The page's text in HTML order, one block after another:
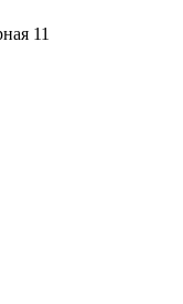
11